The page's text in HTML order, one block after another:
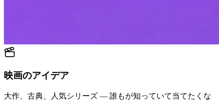
映画のアイデア
大作、古典、人気シリーズ — 誰もが知っていて当てたくな